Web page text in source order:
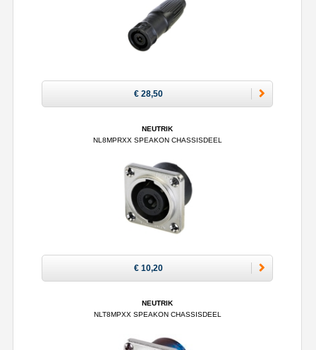
€ 28,50
NEUTRIK
NL8MPRXX SPEAKON CHASSISDEEL
€ 10,20
NEUTRIK
NLT8MPXX SPEAKON CHASSISDEEL